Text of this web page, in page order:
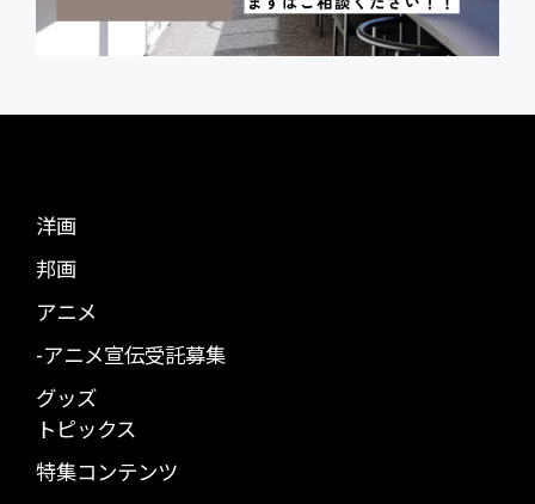
洋画
邦画
アニメ
-アニメ宣伝受託募集
グッズ
トピックス
特集コンテンツ